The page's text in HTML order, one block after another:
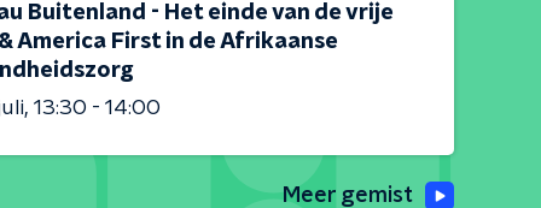
Buitenland - Het einde van de vrije
America First in de Afrikaanse
13:30 - 14:00
Meer gemist